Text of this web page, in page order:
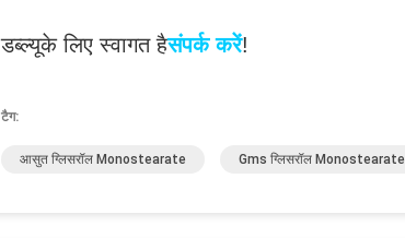
डब्ल्यूके लिए स्वागत हैसंपर्क करें!
टैग:
आसुत ग्लिसरॉल Monostearate Gms ग्लिसरॉल Monostearate